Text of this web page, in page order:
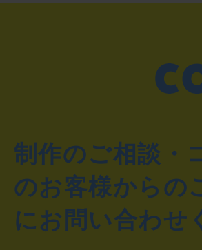
制作のご相談・
のお客様からの
にお問い合わせ